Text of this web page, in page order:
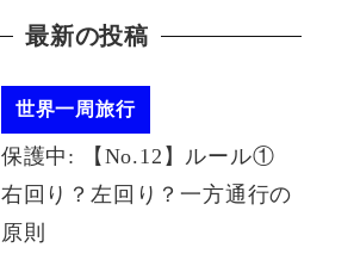
最新の投稿
世界一周旅行
保護中: 【No.12】ルール①
右回り？左回り？一方通行の
原則